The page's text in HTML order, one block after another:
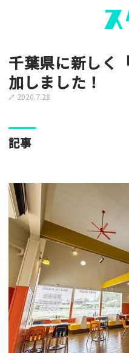
千葉県に新しく
加しました！
2020.7.28
記事